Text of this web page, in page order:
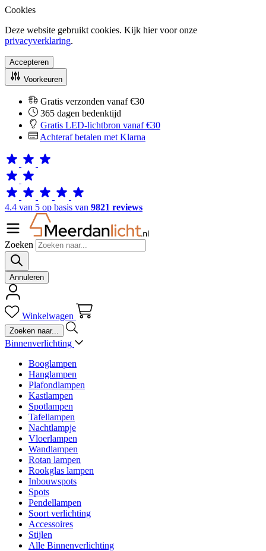
Cookies
Deze website gebruikt cookies. Kijk hier voor onze
privacyverklaring.
Accepteren
Voorkeuren
Gratis verzonden vanaf €30
365 dagen bedenktijd
Gratis LED-lichtbron vanaf €30
Achteraf betalen met Klarna
4.4 van 5 op basis van 9821 reviews
Zoeken
Annuleren
Winkelwagen
Binnenverlichting
Booglampen
Hanglampen
Plafondlampen
Kastlampen
Spotlampen
Tafellampen
Nachtlampje
Vloerlampen
Wandlampen
Rotan lampen
Rookglas lampen
Inbouwspots
Spots
Pendellampen
Soort verlichting
Accessoires
Stijlen
Alle Binnenverlichting